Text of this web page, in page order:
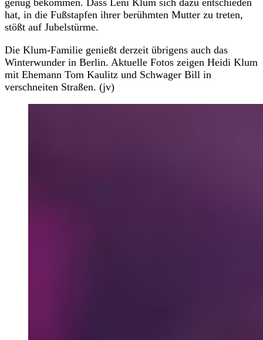
genug bekommen. Dass Leni Klum sich dazu entschieden
hat, in die Fußstapfen ihrer berühmten Mutter zu treten,
stößt auf Jubelstürme.
Die Klum-Familie genießt derzeit übrigens auch das
Winterwunder in Berlin. Aktuelle Fotos zeigen Heidi Klum
mit Ehemann Tom Kaulitz und Schwager Bill in
verschneiten Straßen. (jv)